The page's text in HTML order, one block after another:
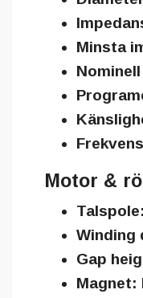
Minsta
Motor &
Winding
Gap
Magnet: